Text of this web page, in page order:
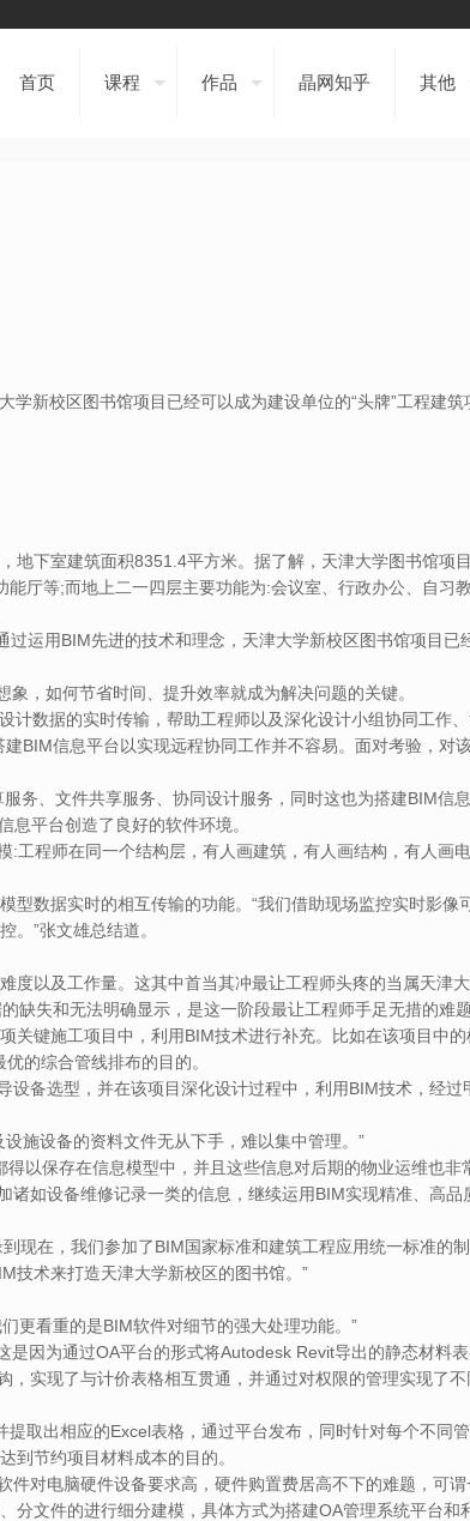
首页 课程 作品 晶网知乎 其他
新校区图书馆项目已经可以成为建设单位的“头牌”工程建筑
下室建筑面积8351.4平方米。据了解，天津大学图书馆项
厅等;而地上二一四层主要功能为:会议室、行政办公、自习
运用BIM先进的技术和理念，天津大学新校区图书馆项目已
，如何节省时间、提升效率就成为解决问题的关键。
数据的实时传输，帮助工程师以及深化设计小组协同工作
BIM信息平台以实现远程协同工作并不容易。面对考验，对
、文件共享服务、协同设计服务，同时这也为搭建BIM信
息平台创造了良好的软件环境。
程师在同一个结构层，有人画建筑，有人画结构，有人画
数据实时的相互传输的功能。“我们借助现场监控实时影像
”张文雄总结道。
以及工作量。这其中首当其冲最让工程师头疼的当属天津
缺失和无法明确显示，是这一阶段最让工程师手足无措的难
键施工项目中，利用BIM技术进行补充。比如在该项目中
的综合管线排布的目的。
备选型，并在该项目深化设计过程中，利用BIM技术，经
施设备的资料文件无从下手，难以集中管理。”
以保存在信息模型中，并且这些信息对后期的物业运维也
如设备维修记录一类的信息，继续运用BIM实现精准、高
现在，我们参加了BIM国家标准和建筑工程应用统一标准的
技术来打造天津大学新校区的图书馆。”
更看重的是BIM软件对细节的强大处理功能。”
因为通过OA平台的形式将Autodesk Revit导出的静态材料
实现了与计价表格相互贯通，并通过对权限的管理实现了
取出相应的Excel表格，通过平台发布，同时针对每个不同
到节约项目材料成本的目的。
对电脑硬件设备要求高，硬件购置费居高不下的难题，可谓
文件的进行细分建模，具体方式为搭建OA管理系统平台